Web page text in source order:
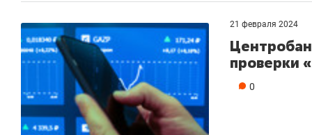
21 февраля 2024
проверки
0